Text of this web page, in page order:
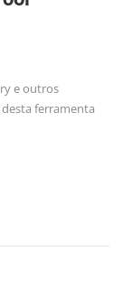
e outros
ferramenta